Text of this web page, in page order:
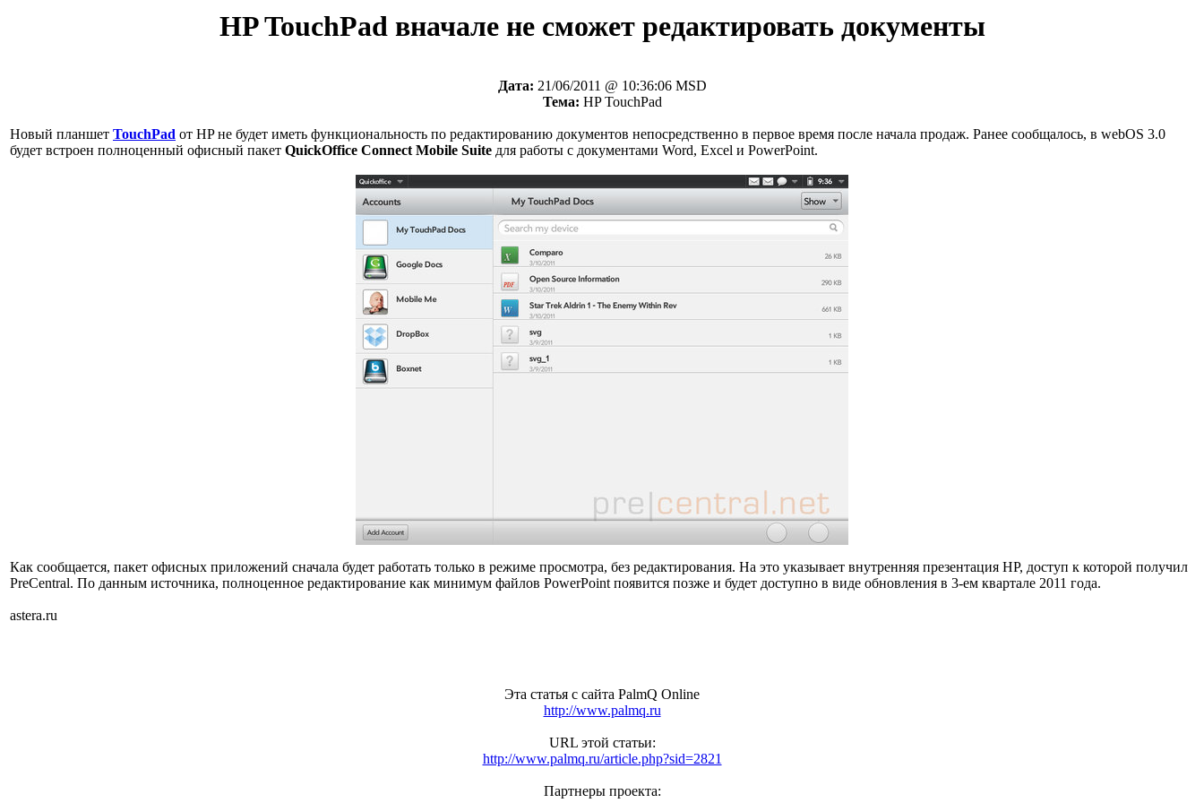
HP TouchPad вначале не сможет редактировать документы
Дата: 21/06/2011 @ 10:36:06 MSD
Тема: HP TouchPad
Новый планшет TouchPad от HP не будет иметь функциональность по редактированию документов непосредственно в первое время после начала продаж. Ранее сообщалось, в webOS 3.0
будет встроен полноценный офисный пакет QuickOffice Connect Mobile Suite для работы с документами Word, Excel и PowerPoint.
Как сообщается, пакет офисных приложений сначала будет работать только в режиме просмотра, без редактирования. На это указывает внутренняя презентация HP, доступ к которой получил
PreCentral. По данным источника, полноценное редактирование как минимум файлов PowerPoint появится позже и будет доступно в виде обновления в 3-ем квартале 2011 года.
astera.ru
Эта статья с сайта PalmQ Online
http://www.palmq.ru
URL этой статьи:
http://www.palmq.ru/article.php?sid=2821
Партнеры проекта: